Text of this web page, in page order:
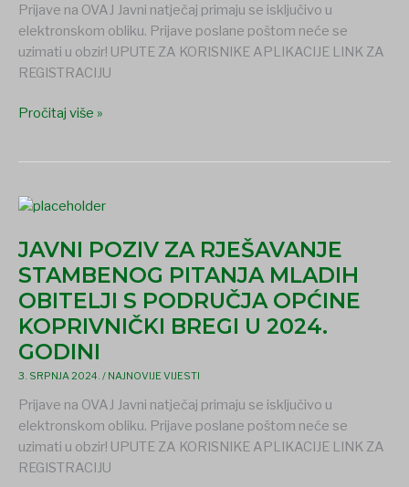
Prijave na OVAJ Javni natječaj primaju se isključivo u
elektronskom obliku. Prijave poslane poštom neće se
uzimati u obzir! UPUTE ZA KORISNIKE APLIKACIJE LINK ZA
REGISTRACIJU
OPĆINE
KOPRIVNIČKI
BREGI
U
GODINI
Pročitaj više »
JAVNI POZIV ZA RJEŠAVANJE
STAMBENOG PITANJA MLADIH
OBITELJI S PODRUČJA OPĆINE
KOPRIVNIČKI BREGI U 2024.
GODINI
3. SRPNJA 2024. / NAJNOVIJE VIJESTI
Prijave na OVAJ Javni natječaj primaju se isključivo u
elektronskom obliku. Prijave poslane poštom neće se
uzimati u obzir! UPUTE ZA KORISNIKE APLIKACIJE LINK ZA
REGISTRACIJU
JAVNI
ZA
RJEŠAVANJE
STAMBENOG
PITANJA
MLADIH
OBITELJI
S
OPĆINE
KOPRIVNIČKI
BREGI
U